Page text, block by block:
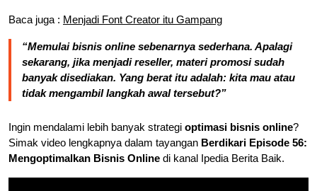
Baca juga : Menjadi Font Creator itu Gampang
“Memulai bisnis online sebenarnya sederhana. Apalagi
sekarang, jika menjadi reseller, materi promosi sudah
banyak disediakan. Yang berat itu adalah: kita mau atau
tidak mengambil langkah awal tersebut?”
Ingin mendalami lebih banyak strategi optimasi bisnis online?
Simak video lengkapnya dalam tayangan Berdikari Episode 56:
Mengoptimalkan Bisnis Online di kanal Ipedia Berita Baik.